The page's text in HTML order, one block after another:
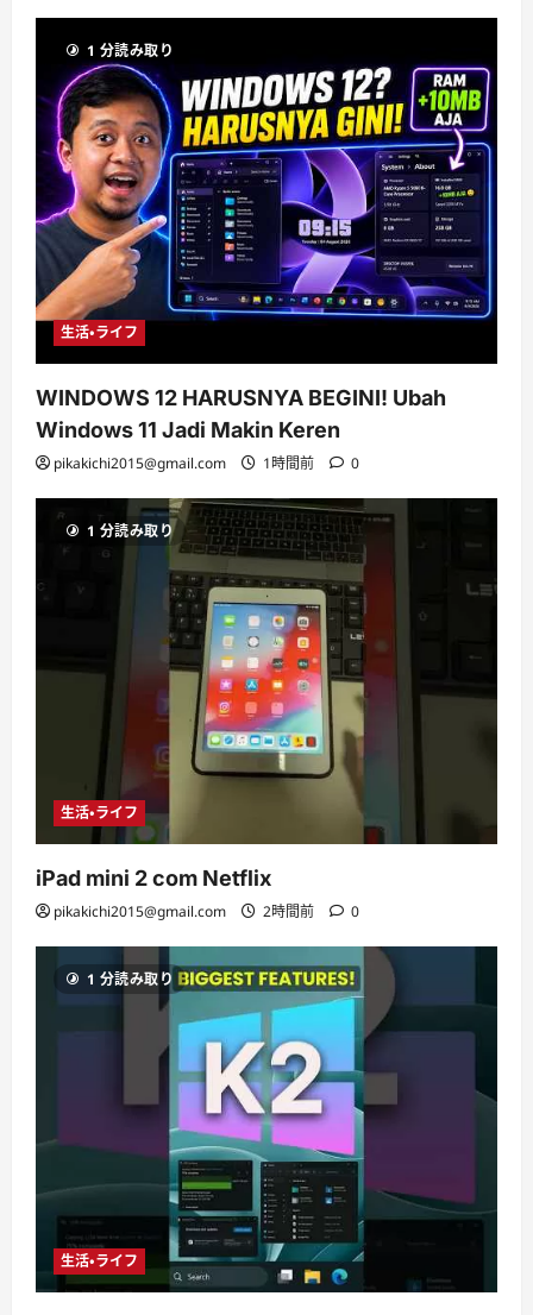
1 分読み取り
生活・ライフ
WINDOWS 12 HARUSNYA BEGINI! Ubah
Windows 11 Jadi Makin Keren
pikakichi2015@gmail.com 1時間前 0
1 分読み取り
生活・ライフ
iPad mini 2 com Netflix
pikakichi2015@gmail.com 2時間前 0
1 分読み取り
生活・ライフ